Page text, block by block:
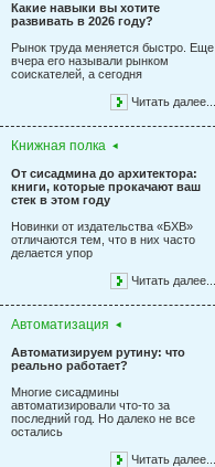
Какие навыки вы хотите
развивать в 2026 году?
Рынок труда меняется быстро. Еще
вчера его называли рынком
соискателей, а сегодня
Читать далее...
Книжная полка
От сисадмина до архитектора:
книги, которые прокачают ваш
стек в этом году
Новинки от издательства «БХВ»
отличаются тем, что в них часто
делается упор
Читать далее...
Автоматизация
Автоматизируем рутину: что
реально работает?
Многие сисадмины
автоматизировали что-то за
последний год. Но далеко не все
остались
Читать далее...